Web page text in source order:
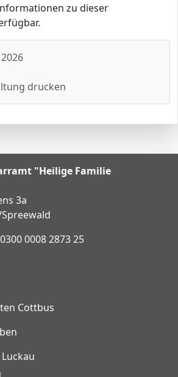
zu dieser
drucken
"Heilige Familie
3a
0008 2873 25
Cottbus